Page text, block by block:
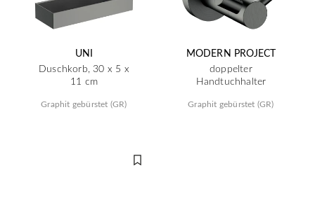
UNI
Duschkorb, 30 x 5 x
11 cm
Graphit gebürstet (GR)
MODERN PROJECT
doppelter
Handtuchhalter
Graphit gebürstet (GR)